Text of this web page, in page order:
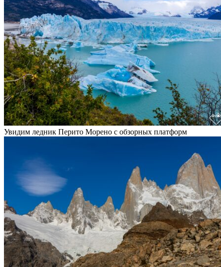
Увидим ледник Перито Морено с обзорных платформ